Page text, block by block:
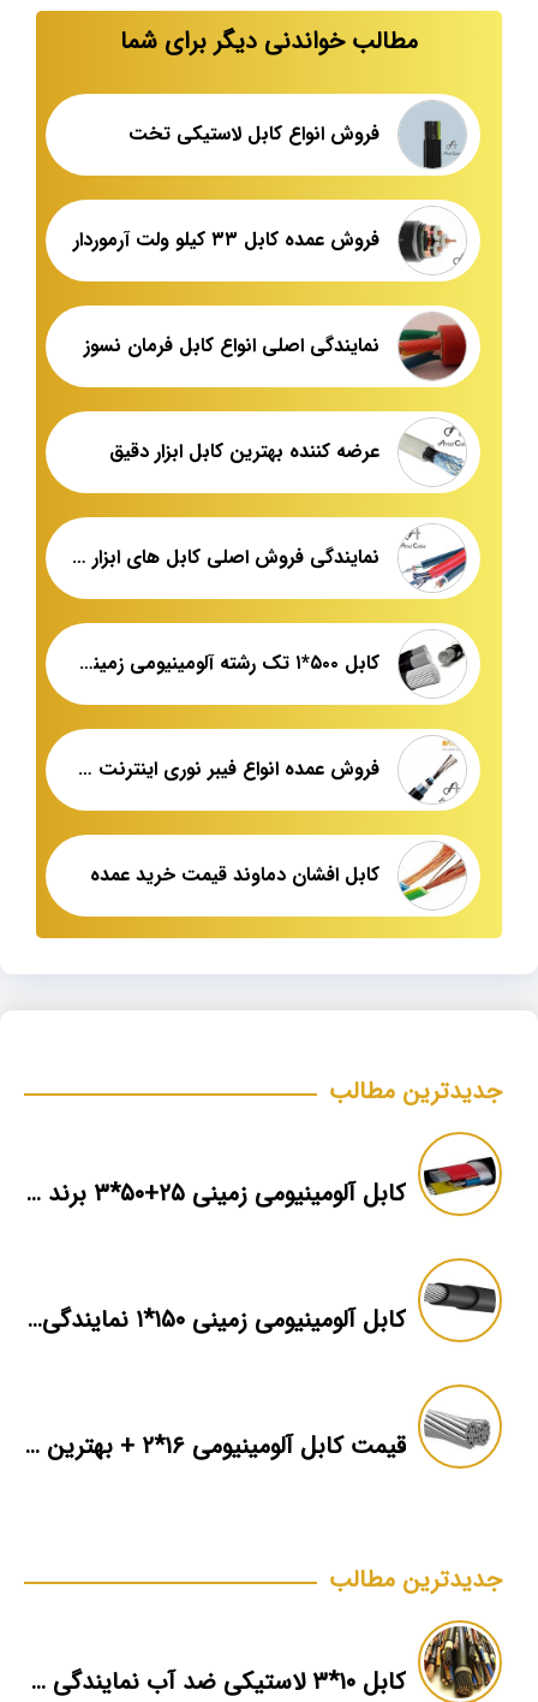
مطالب خواندنی دیگر برای شما
فروش انواع کابل لاستیکی تخت
فروش عمده کابل ۳۳ کیلو ولت آرموردار
نمایندگی اصلی انواع کابل فرمان نسوز
عرضه کننده بهترین کابل ابزار دقیق
نمایندگی فروش اصلی کابل های ابزار دقیق ضد حریق
کابل ۵۰۰*۱ تک رشته آلومینیومی زمینی مرکز پخش عمده
فروش عمده انواع فیبر نوری اینترنت شهید قندی
کابل افشان دماوند قیمت خرید عمده
جدیدترین مطالب
کابل آلومینیومی زمینی ۲۵+۵۰*۳ برند ماهان
کابل آلومینیومی زمینی ۱۵۰*۱ نمایندگی فروش
قیمت کابل آلومینیومی ۱۶*۲ + بهترین برند بازار + اطلاعات فنی
جدیدترین مطالب
کابل ۱۰*۳ لاستیکی ضد آب نمایندگی فروش